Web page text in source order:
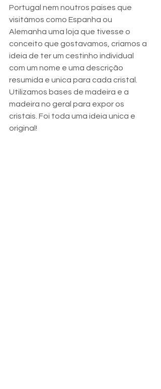
Portugal nem noutros paises que
visitámos como Espanha ou
Alemanha uma loja que tivesse o
conceito que gostavamos, criamos a
ideia de ter um cestinho individual
com um nome e uma descrição
resumida e unica para cada cristal.
Utilizamos bases de madeira e a
madeira no geral para expor os
cristais. Foi toda uma ideia unica e
original!